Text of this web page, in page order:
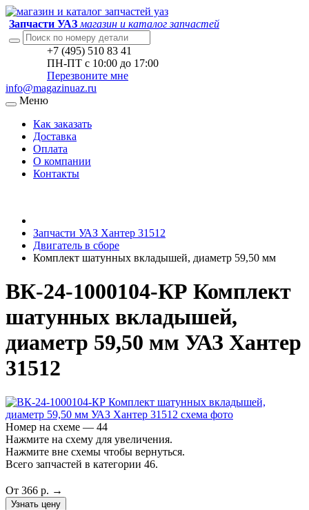
Запчасти УАЗ магазин и каталог запчастей
+7 (495) 510 83 41
ПН-ПТ с 10:00 до 17:00
Перезвоните мне
info@magazinuaz.ru
Меню
Как заказать
Доставка
Оплата
О компании
Контакты
Запчасти УАЗ Хантер 31512
Двигатель в сборе
Комплект шатунных вкладышей, диаметр 59,50 мм
ВК-24-1000104-КР Комплект
шатунных вкладышей,
диаметр 59,50 мм УАЗ Хантер
31512
Номер на схеме — 44
Нажмите на схему для увеличения.
Нажмите вне схемы чтобы вернуться.
Всего запчастей в категории 46.
От 366 р. →
Узнать цену